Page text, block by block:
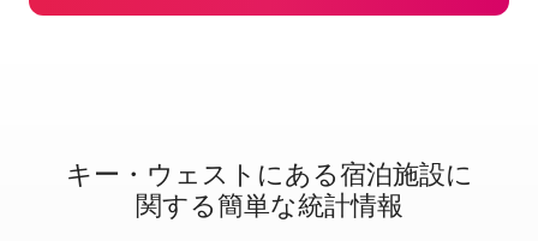
キー・ウェストに⁠あ⁠る宿⁠泊⁠施⁠設⁠に
関⁠す⁠る簡⁠単⁠な統⁠計⁠情⁠報